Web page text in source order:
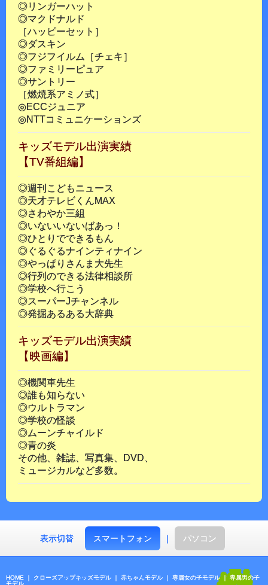
◎リンガーハット
◎マクドナルド
［ハッピーセット］
◎ダスキン
◎フジフイルム［チェキ］
◎ファミリーピュア
◎サントリー
［燃焼系アミノ式］
◎ECCジュニア
◎NTTコミュニケーションズ
キッズモデル出演実績
【TV番組編】
◎週刊こどもニュース
◎天才テレビくんMAX
◎さわやか三組
◎いないいないばあっ！
◎ひとりでできるもん
◎ぐるぐるナインティナイン
◎やっぱりさんま大先生
◎行列のできる法律相談所
◎学校へ行こう
◎スーパーJチャンネル
◎発掘あるある大辞典
キッズモデル出演実績
【映画編】
◎機関車先生
◎誰も知らない
◎ウルトラマン
◎学校の怪談
◎ムーンチャイルド
◎青の炎
その他、雑誌、写真集、DVD、
ミュージカルなど多数。
表示切替 スマートフォン ｜ パソコン
HOME ｜ クローズアップキッズモデル ｜ 赤ちゃんモデル ｜ 専属女の子モデル｜ 専属男の子
モデル